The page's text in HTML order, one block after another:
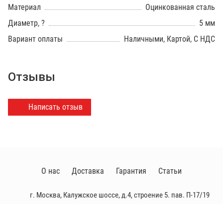
Материал
Оцинкованная сталь
Диаметр, ?
5 мм
Вариант оплаты
Наличными, Картой, С НДС
Отзывы
Написать отзыв
г. Москва, Калужское шоссе, д.4, строение 5. пав. П-17/19
О нас Доставка Гарантия Статьи